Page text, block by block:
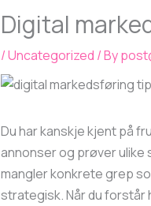
Digital
/Uncategorized / By
Du har kanskje kjent på
annonser og prøver ulike
mangler konkrete grep
strategisk. Når du forstår